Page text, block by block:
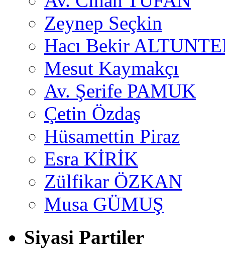
Zeynep Seçkin
Hacı Bekir
Mesut Kaymakçı
Av. Şerife PAMUK
Çetin Özdaş
Hüsamettin Piraz
Esra KİRİK
Zülfikar ÖZKAN
Musa GÜMUŞ
Siyasi Partiler